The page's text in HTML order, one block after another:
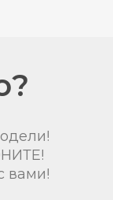
вами!